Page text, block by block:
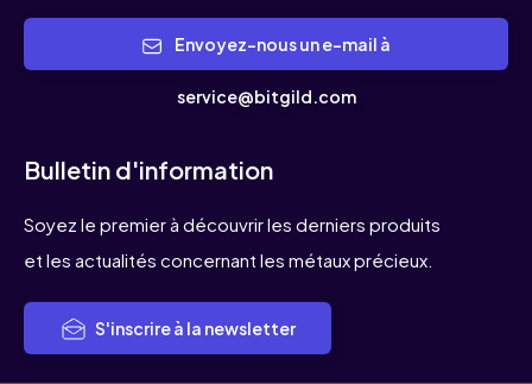
service@bitgild.com
Bulletin d'information
Soyez le premier à découvrir les derniers produits
et les actualités concernant les métaux précieux.
S'inscrire à la newsletter